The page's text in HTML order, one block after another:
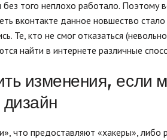
без того неплохо работало. Поэтому
вконтакте данное новшество
Те, кто не смог отказаться
найти в интернете различные
изменения, если
что предоставляют «хакеры», либо